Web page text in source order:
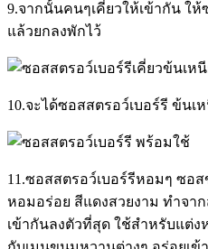
9.จากนั้นคนๆเคี่ยวให้เข้ากัน ใ
แล้วยกลงพักไว้
10.จะได้ซอสสตรอว์เบอร์รี ข้น
11.ซอสสตรอว์เบอร์รีหอมๆ ซอ
หอมอร่อย สีแดงสวยงาม ทำจา
เข้ากันลงตัวที่สุด ใช้สำหรับแต่